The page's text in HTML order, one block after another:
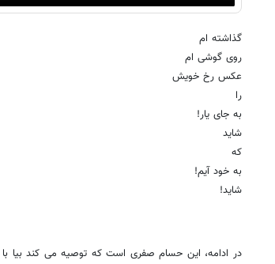
گذاشته ام
روی گوشی ام
عکس رخ خویش
را
به جای یار!
شاید
که
به خود آیم!
شاید!
در ادامه، این حسام صفری است که توصیه می کند بیا